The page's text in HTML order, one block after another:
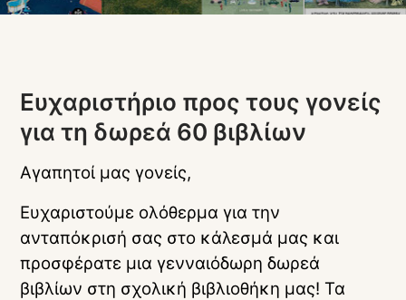
Ευχαριστήριο προς τους γονείς
για τη δωρεά 60 βιβλίων
Αγαπητοί μας γονείς,
Ευχαριστούμε ολόθερμα για την
ανταπόκρισή σας στο κάλεσμά μας και
προσφέρατε μια γενναιόδωρη δωρεά
βιβλίων στη σχολική βιβλιοθήκη μας! Τα